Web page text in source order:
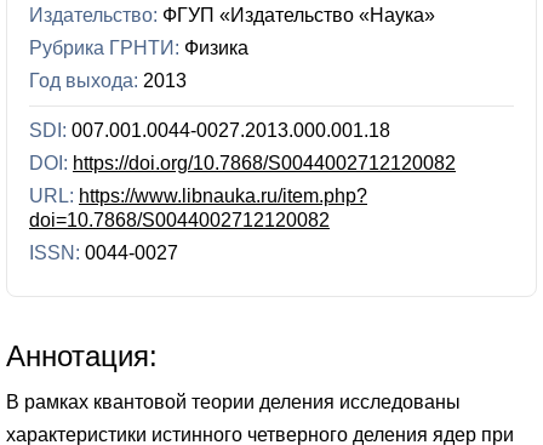
Издательство: ФГУП «Издательство «Наука»
Рубрика ГРНТИ: Физика
Год выхода: 2013
SDI: 007.001.0044-0027.2013.000.001.18
DOI: https://doi.org/10.7868/S0044002712120082
URL: https://www.libnauka.ru/item.php?
doi=10.7868/S0044002712120082
ISSN: 0044-0027
Аннотация:
В рамках квантовой теории деления исследованы
характеристики истинного четверного деления ядер при